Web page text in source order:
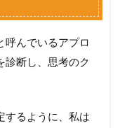
呼んでいるアプロ
診断し、思考のク
するように、私は